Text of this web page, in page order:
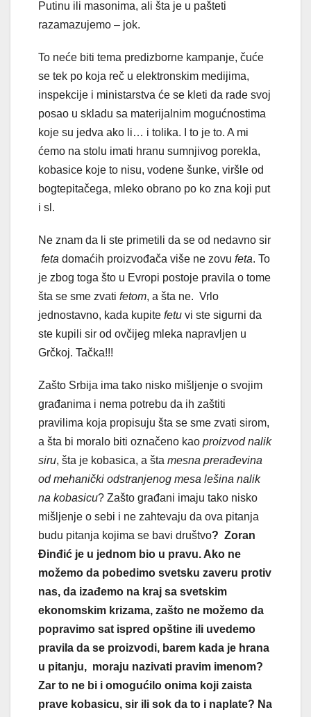
Putinu ili masonima, ali šta je u pašteti
razamazujemo – jok.
To neće biti tema predizborne kampanje, čuće
se tek po koja reč u elektronskim medijima,
inspekcije i ministarstva će se kleti da rade svoj
posao u skladu sa materijalnim mogućnostima
koje su jedva ako li… i tolika. I to je to. A mi
ćemo na stolu imati hranu sumnjivog porekla,
kobasice koje to nisu, vodene šunke, viršle od
bogtepitačega, mleko obrano po ko zna koji put
i sl.
Ne znam da li ste primetili da se od nedavno sir
feta domaćih proizvođača više ne zovu feta. To
je zbog toga što u Evropi postoje pravila o tome
šta se sme zvati fetom, a šta ne. Vrlo
jednostavno, kada kupite fetu vi ste sigurni da
ste kupili sir od ovčijeg mleka napravljen u
Grčkoj. Tačka!!!
Zašto Srbija ima tako nisko mišljenje o svojim
građanima i nema potrebu da ih zaštiti
pravilima koja propisuju šta se sme zvati sirom,
a šta bi moralo biti označeno kao proizvod nalik
siru, šta je kobasica, a šta mesna prerađevina
od mehanički odstranjenog mesa lešina nalik
na kobasicu? Zašto građani imaju tako nisko
mišljenje o sebi i ne zahtevaju da ova pitanja
budu pitanja kojima se bavi društvo? Zoran
Đinđić je u jednom bio u pravu. Ako ne
možemo da pobedimo svetsku zaveru protiv
nas, da izađemo na kraj sa svetskim
ekonomskim krizama, zašto ne možemo da
popravimo sat ispred opštine ili uvedemo
pravila da se proizvodi, barem kada je hrana
u pitanju, moraju nazivati pravim imenom?
Zar to ne bi i omogućilo onima koji zaista
prave kobasicu, sir ili sok da to i naplate? Na